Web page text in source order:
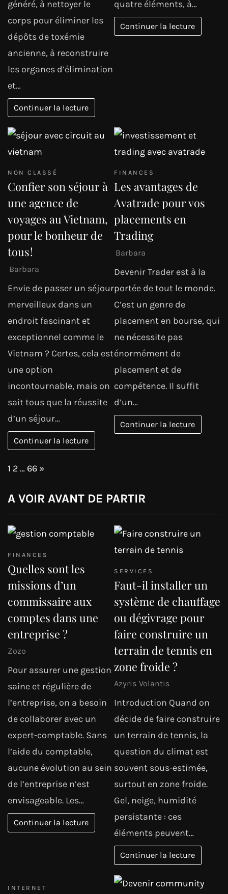
généré, à nettoyer le
corps pour éliminer les
dépôts de toxémie
ancienne, à reconstruire
les organes d’élimination
et…
Continuer la lecture
quatre éléments, à…
Continuer la lecture
NON CLASSÉ
Confier son séjour à
une agence de
voyages au Vietnam,
pour le bonheur de
tous !
Barbara
Envie de passer un séjour
merveilleux dans un
endroit fascinant et
exceptionnel comme le
Vietnam ? Certes, cela est
une option
incontournable, mais on
sait tous que la réussite
d’un séjour…
Continuer la lecture
FINANCES
Les avantages de
Avatrade pour vos
placements en
Trading
Barbara
Devenir Trader est à la
portée de tout le monde.
C’est un genre de
placement en bourse, qui
ne nécessite pas
énormément de
placement et de
compétence. Il suffit
d’un…
Continuer la lecture
Page:
1 2… 66 Next
»
A VOIR AVANT DE PARTIR
FINANCES
Quelles sont les
missions d’un
commissaire aux
comptes dans une
entreprise ?
Zozo
Pour assurer une gestion
saine et régulière de
l’entreprise, on a besoin
de collaborer avec un
expert-comptable. Sans
l’aide du comptable,
aucune évolution au sein
de l’entreprise n’est
envisageable. Les…
Continuer la lecture
SERVICES
Faut-il installer un
système de chauffage
ou dégivrage pour
faire construire un
terrain de tennis en
zone froide ?
Azyris Volantis
Introduction Quand on
décide de faire construire
un terrain de tennis, la
question du climat est
souvent sous-estimée,
surtout en zone froide.
Gel, neige, humidité
persistante : ces
éléments peuvent…
Continuer la lecture
INTERNET